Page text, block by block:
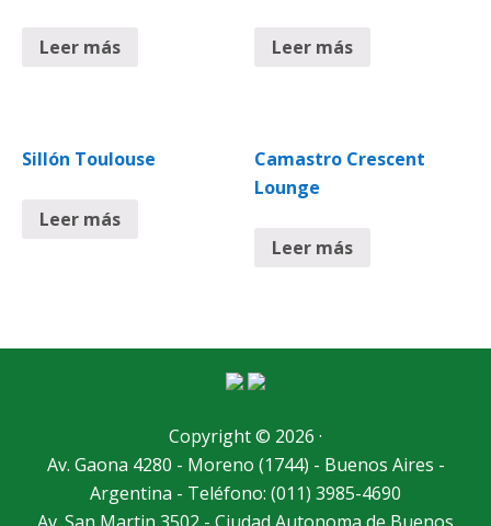
Leer más Leer más
Sillón Toulouse
Leer más
Camastro Crescent
Lounge
Leer más
Copyright © 2026 ·
Av. Gaona 4280 - Moreno (1744) - Buenos Aires -
Argentina - Teléfono: (011) 3985-4690